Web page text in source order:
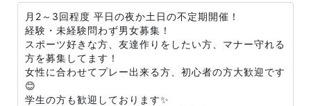
月2～3回程度 平日の夜か土日の不定期開催！
経験・未経験問わず男女募集！
スポーツ好きな方、友達作りをしたい方、マナー守れる
方を募集してます！
女性に合わせてプレー出来る方、初心者の方大歓迎です
😊
学生の方も歓迎しております✨